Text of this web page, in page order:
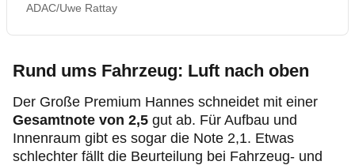
ADAC/Uwe Rattay
Rund ums Fahrzeug: Luft nach oben
Der Große Premium Hannes schneidet mit einer
Gesamtnote von 2,5 gut ab. Für Aufbau und
Innenraum gibt es sogar die Note 2,1. Etwas
schlechter fällt die Beurteilung bei Fahrzeug- und